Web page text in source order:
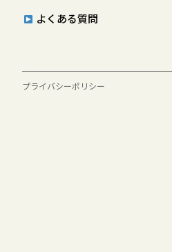
よくある質問
プライバシーポリシー